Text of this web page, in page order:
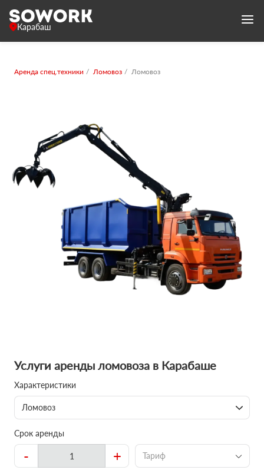
Карабаш
Аренда спец.техники Ломовоз Ломовоз
Услуги аренды ломовоза в Карабаше
Характеристики
Ломовоз
Срок аренды
- + Тариф